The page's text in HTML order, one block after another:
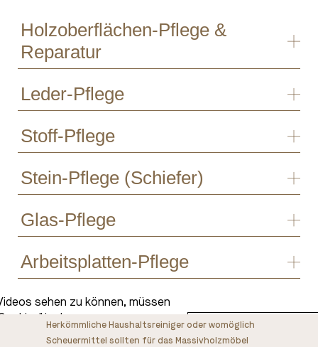
Holzoberflächen-Pflege &
Reparatur
Leder-Pflege
Stoff-Pflege
Stein-Pflege (Schiefer)
Glas-Pflege
Arbeitsplatten-Pflege
sehen zu können, müssen
in den
Herkömmliche Haushaltsreiniger oder womöglich
Scheuermittel sollten für das Massivholzmöbel